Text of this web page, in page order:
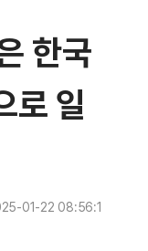
한국
로 일
01-22 08:56:1